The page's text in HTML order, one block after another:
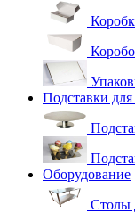
Подставки
Оборудование
Столы